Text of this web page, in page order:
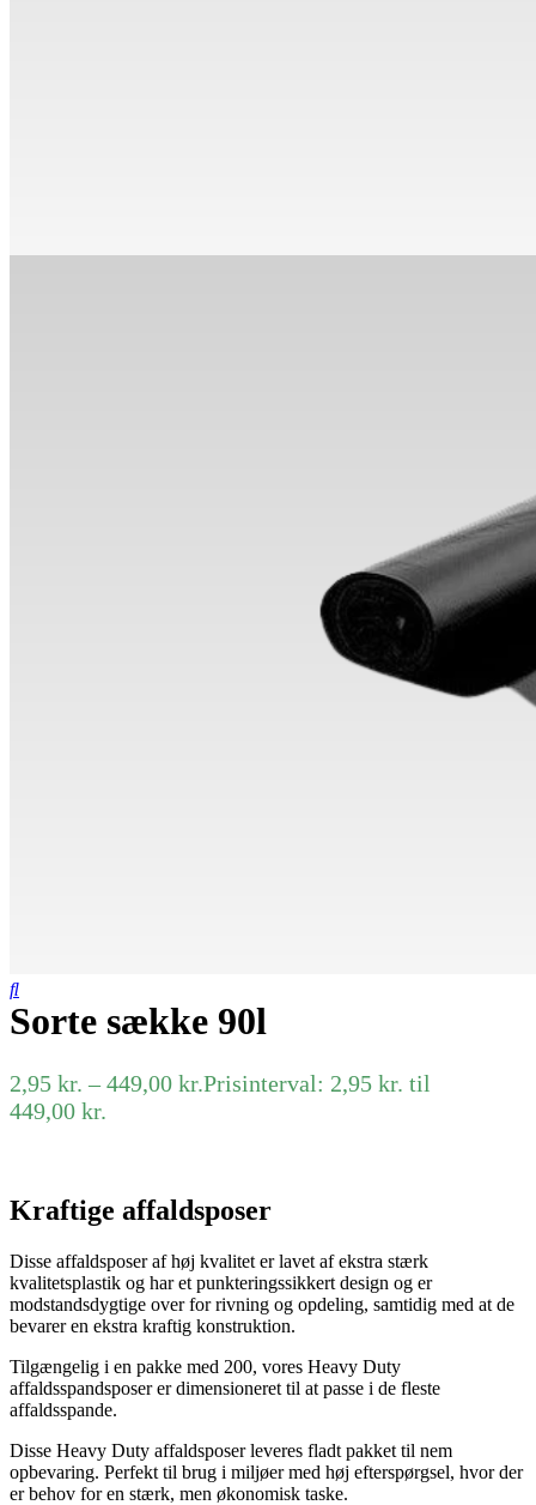
Sorte sække 90l
2,95 kr. – 449,00 kr.Prisinterval: 2,95 kr. til
449,00 kr.
Kraftige affaldsposer
Disse affaldsposer af høj kvalitet er lavet af ekstra stærk
kvalitetsplastik og har et punkteringssikkert design og er
modstandsdygtige over for rivning og opdeling, samtidig med at de
bevarer en ekstra kraftig konstruktion.
Tilgængelig i en pakke med 200, vores Heavy Duty
affaldsspandsposer er dimensioneret til at passe i de fleste
affaldsspande.
Disse Heavy Duty affaldsposer leveres fladt pakket til nem
opbevaring. Perfekt til brug i miljøer med høj efterspørgsel, hvor der
er behov for en stærk, men økonomisk taske.